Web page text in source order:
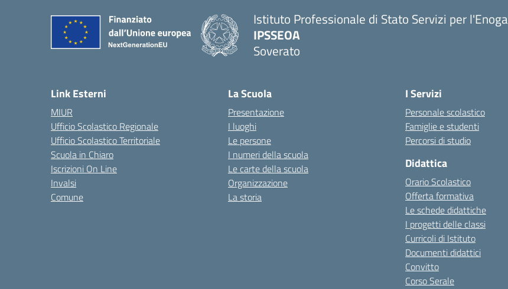
Istituto Professionale di Stato Servizi per
IPSSEOA
Soverato
Link Esterni
MIUR
Ufficio Scolastico Regionale
Ufficio Scolastico Territoriale
Scuola in Chiaro
Iscrizioni On Line
Invalsi
Comune
La Scuola
Presentazione
I luoghi
Le persone
I numeri della scuola
Le carte della scuola
Organizzazione
La storia
I Servizi
Personale scolastico
Famiglie e studenti
Percorsi di studio
Didattica
Orario Scolastico
Offerta formativa
Le schede didattiche
I progetti delle classi
Curricoli di Istituto
Documenti didattici
Convitto
Corso Serale